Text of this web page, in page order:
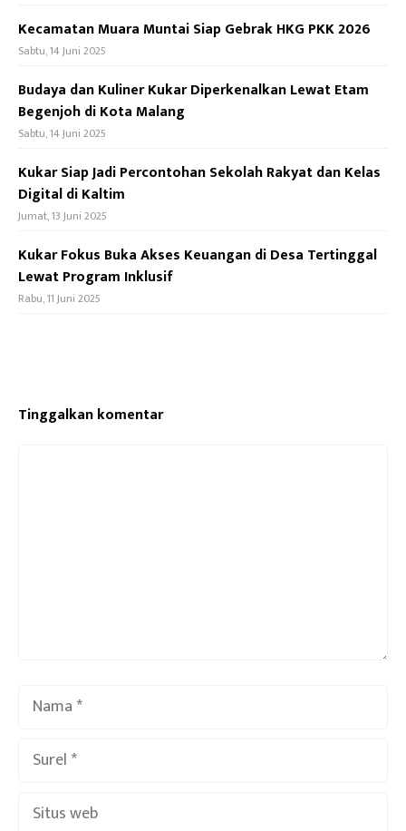
Kecamatan Muara Muntai Siap Gebrak HKG PKK 2026
Sabtu, 14 Juni 2025
Budaya dan Kuliner Kukar Diperkenalkan Lewat Etam
Begenjoh di Kota Malang
Sabtu, 14 Juni 2025
Kukar Siap Jadi Percontohan Sekolah Rakyat dan Kelas
Digital di Kaltim
Jumat, 13 Juni 2025
Kukar Fokus Buka Akses Keuangan di Desa Tertinggal
Lewat Program Inklusif
Rabu, 11 Juni 2025
Tinggalkan komentar
web